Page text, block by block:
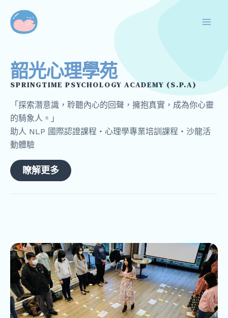
韶光心理學苑
SPRINGTIME PSYCHOLOGY ACADEMY (S.P.A)
「探索潛意識，聆聽內心的回聲，擁抱真實，成為你心靈
的騎象人。」
助人 NLP 國際認證課程・心理學專業培訓課程・沙龍活
動體驗
瞭解更多